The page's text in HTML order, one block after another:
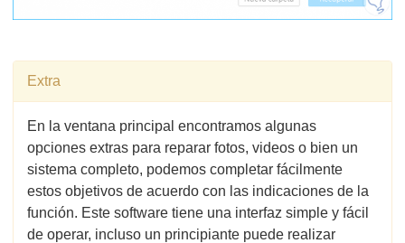
Extra
En la ventana principal encontramos algunas
opciones extras para reparar fotos, videos o bien un
sistema completo, podemos completar fácilmente
estos objetivos de acuerdo con las indicaciones de la
función. Este software tiene una interfaz simple y fácil
de operar, incluso un principiante puede realizar